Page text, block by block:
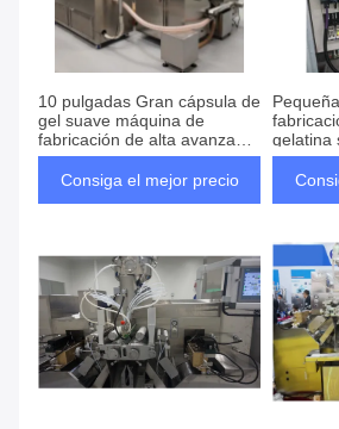
10 pulgadas Gran cápsula de
gel suave máquina de
fabricación de alta avanzada
totalmente automático servo
cosmético
Consiga el mejor precio
gelatina
de 4